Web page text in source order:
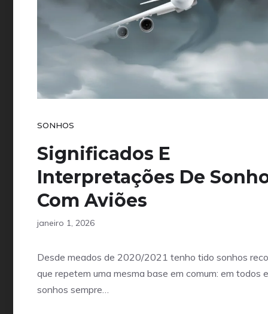
SONHOS
Significados E
Interpretações De
Com Aviões
janeiro 1, 2026
Desde meados de 2020/2021 tenho tido sonhos
que repetem uma mesma base em comum: em todos
sonhos sempre…